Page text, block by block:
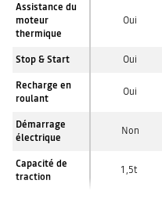
Assistance du
moteur
thermique
Oui
Stop & Start Oui
Recharge en
roulant
Oui
Démarrage
électrique
Non
Capacité de
traction
1,5t